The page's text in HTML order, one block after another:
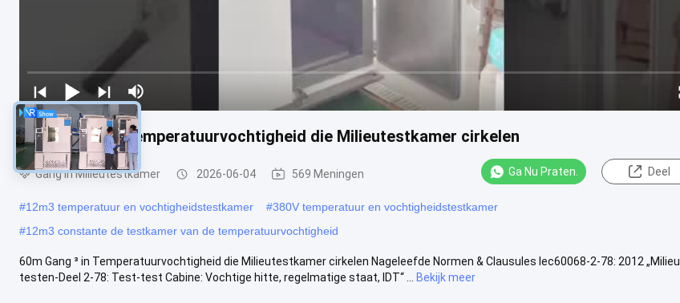
60m Gang ³ in Temperatuurvochtigheid die Milieutestkamer cirkelen
Gang in Milieutestkamer 2026-06-04 569 Meningen Ga Nu Praten. Deel
#12m3 temperatuur en vochtigheidstestkamer #380V temperatuur en vochtigheidstestkamer
#12m3 constante de testkamer van de temperatuurvochtigheid
60m Gang ³ in Temperatuurvochtigheid die Milieutestkamer cirkelen Nageleefde Normen & Clausules Iec60068-2-78: 2012 „Milieu
testen-Deel 2-78: Test-test Cabine: Vochtige hitte, regelmatige staat, IDT“ ...
Bekijk meer